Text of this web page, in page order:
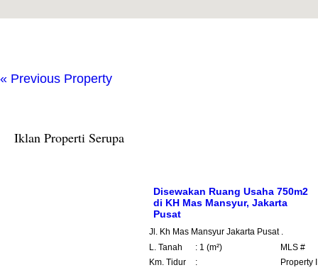
« Previous Property
Iklan Properti Serupa
Disewakan Ruang Usaha 750m2
di KH Mas Mansyur, Jakarta
Pusat
Jl. Kh Mas Mansyur Jakarta Pusat .
L. Tanah
: 1 (m²)
Km. Tidur
:
MLS #
Property